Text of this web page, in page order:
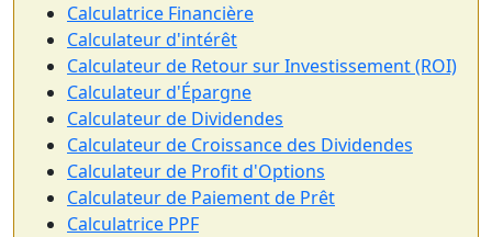
Calculatrice Financière
Calculateur d'intérêt
Calculateur de Retour sur Investissement (ROI)
Calculateur d'Épargne
Calculateur de Dividendes
Calculateur de Croissance des Dividendes
Calculateur de Profit d'Options
Calculateur de Paiement de Prêt
Calculatrice PPF